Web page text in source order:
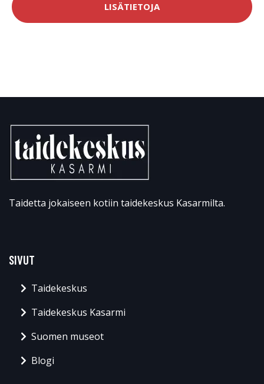
LISÄTIETOJA
Taidetta jokaiseen kotiin taidekeskus Kasarmilta.
SIVUT
Taidekeskus
Taidekeskus Kasarmi
Suomen museot
Blogi